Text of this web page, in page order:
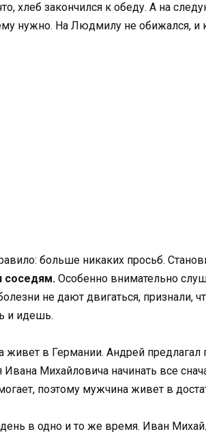
хлеб закончился к обеду. А на
нужно. На Людмилу не обижался, и
больше никаких просьб.
соседям. Особенно внимательно
не дают двигаться, признали,
и идешь.
в Германии. Андрей предлагал
Михайловича начинать все
поэтому мужчина живет в
в одно и то же время. Иван